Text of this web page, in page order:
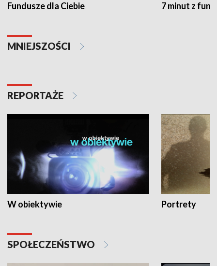
Fundusze dla Ciebie 7 minut z
MNIEJSZOŚCI
REPORTAŻE
W obiektywie Portrety
SPOŁECZEŃSTWO